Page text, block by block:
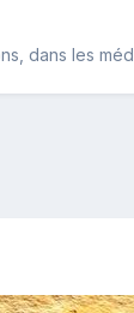
dans les